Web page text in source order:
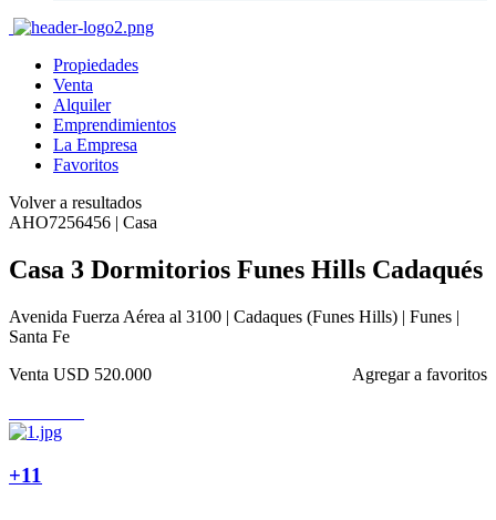
Propiedades
Venta
Alquiler
Emprendimientos
La Empresa
Favoritos
Volver a resultados
AHO7256456 | Casa
Casa 3 Dormitorios Funes Hills Cadaqués
Avenida Fuerza Aérea al 3100 | Cadaques (Funes Hills) | Funes |
Santa Fe
Agregar a favoritos
Venta USD 520.000
+11